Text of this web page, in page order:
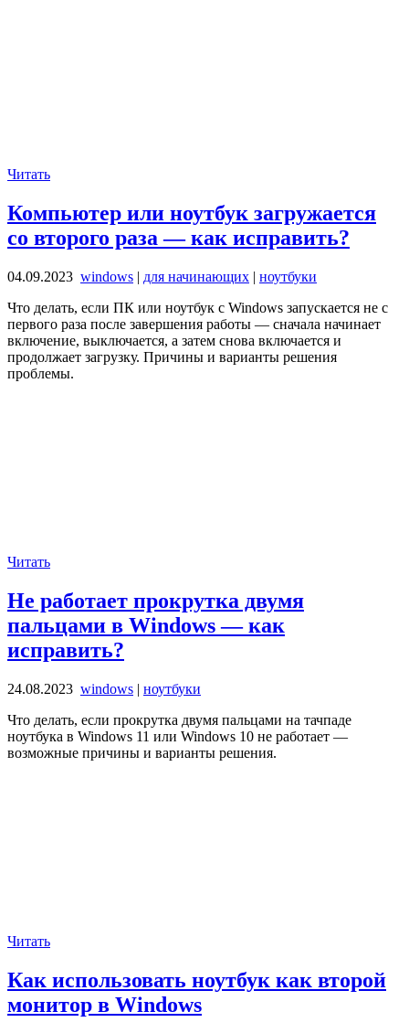
Читать
Компьютер или ноутбук загружается
со второго раза — как исправить?
04.09.2023 windows | для начинающих | ноутбуки
Что делать, если ПК или ноутбук с Windows запускается не с
первого раза после завершения работы — сначала начинает
включение, выключается, а затем снова включается и
продолжает загрузку. Причины и варианты решения
проблемы.
Читать
Не работает прокрутка двумя
пальцами в Windows — как
исправить?
24.08.2023 windows | ноутбуки
Что делать, если прокрутка двумя пальцами на тачпаде
ноутбука в Windows 11 или Windows 10 не работает —
возможные причины и варианты решения.
Читать
Как использовать ноутбук как второй
монитор в Windows